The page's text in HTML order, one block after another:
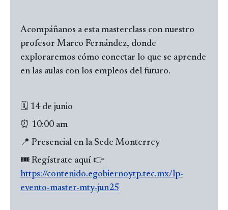
Acompáñanos a esta masterclass con nuestro
profesor Marco Fernández, donde
exploraremos cómo conectar lo que se aprende
en las aulas con los empleos del futuro.
🗓 14 de junio
⏰ 10:00 am
📍 Presencial en la Sede Monterrey
🎟️ Regístrate aquí 👉
https://contenido.egobiernoytp.tec.mx/lp-
evento-master-mty-jun25